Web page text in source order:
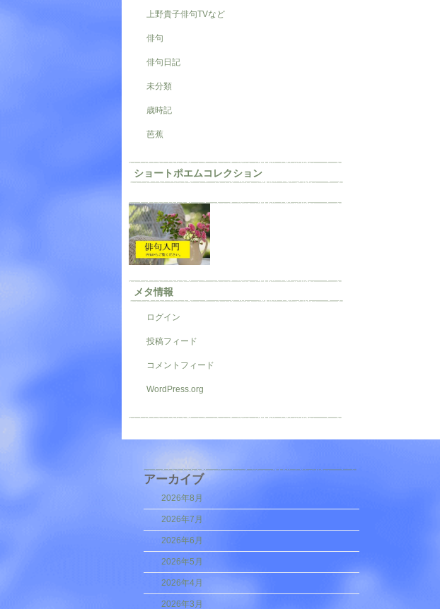
上野貴子俳句TVなど
俳句
俳句日記
未分類
歳時記
芭蕉
ショートポエムコレクション
メタ情報
ログイン
投稿フィード
コメントフィード
WordPress.org
アーカイブ
2026年8月
2026年7月
2026年6月
2026年5月
2026年4月
2026年3月